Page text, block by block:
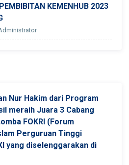
KEMENHUB 2023
Nur Hakim dari Program
meraih Juara 3 Cabang
FOKRI (Forum
Perguruan Tinggi
yang diselenggarakan di